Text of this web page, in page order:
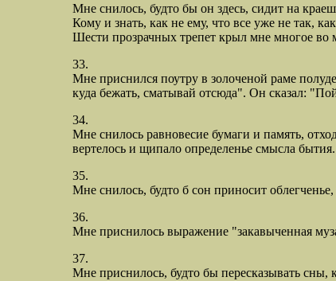
Мне снилось, будто бы он здесь, сидит на
Кому и знать, как не ему, что все уже не так,
Шести прозрачных трепет крыл мне многое во
33.
Мне приснился поутру в золоченой раме
куда бежать, сматывай отсюда". Он сказал:
34.
Мне снилось равновесие бумаги и память,
вертелось и щипало определенье смысла
35.
Мне снилось, будто б сон приносит
36.
Мне приснилось выражение "закавыченная
37.
Мне приснилось, будто бы пересказывать